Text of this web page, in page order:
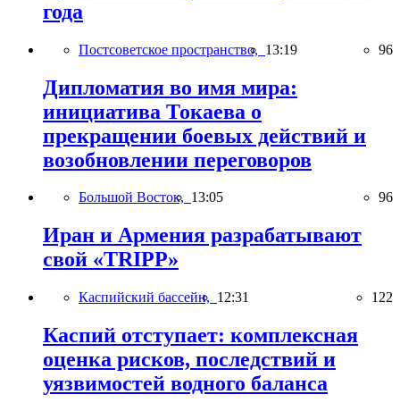
года
Постсоветское пространство, 13:19 96
Дипломатия во имя мира:
инициатива Токаева о
прекращении боевых действий и
возобновлении переговоров
Большой Восток, 13:05 96
Иран и Армения разрабатывают
свой «TRIPP»
Каспийский бассейн, 12:31 122
Каспий отступает: комплексная
оценка рисков, последствий и
уязвимостей водного баланса